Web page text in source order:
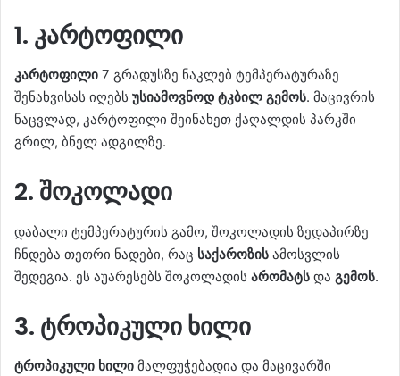
1. კარტოფილი
კარტოფილი 7 გრადუსზე ნაკლებ ტემპერატურაზე
შენახვისას იღებს უსიამოვნოდ ტკბილ გემოს. მაცივრის
ნაცვლად, კარტოფილი შეინახეთ ქაღალდის პარკში
გრილ, ბნელ ადგილზე.
2. შოკოლადი
დაბალი ტემპერატურის გამო, შოკოლადის ზედაპირზე
ჩნდება თეთრი ნადები, რაც საქაროზის ამოსვლის
შედეგია. ეს აუარესებს შოკოლადის არომატს და გემოს.
3. ტროპიკული ხილი
ტროპიკული ხილი მალფუჭებადია და მაცივარში